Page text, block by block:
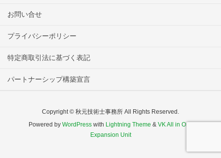
お問い合せ
プライバシーポリシー
特定商取引法に基づく表記
パートナーシップ構築宣言
Copyright © 秋元技術士事務所 All Rights Reserved.
Powered by WordPresswith Lightning Theme & VK All in One
Expansion Unit